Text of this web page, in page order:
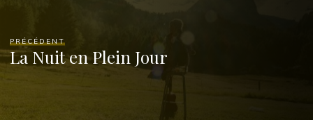
PRÉCÉDENT
La Nuit en Plein Jour